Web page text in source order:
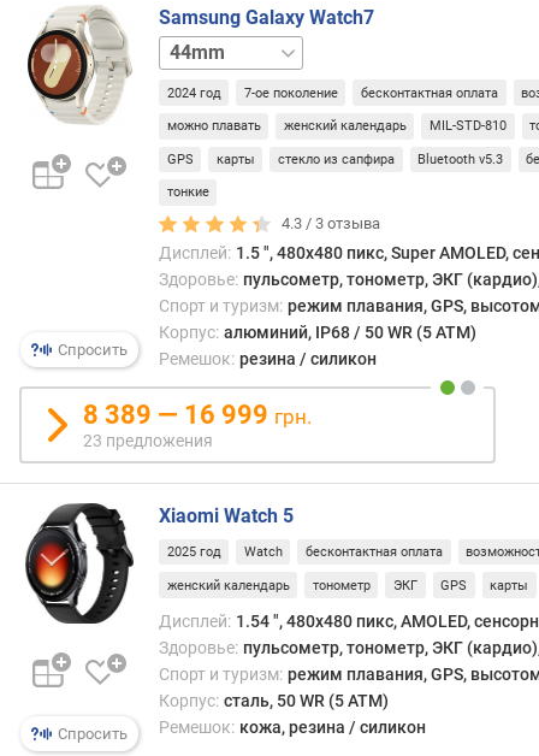
с
даже
того,
в
под
о
б
а
в
л
н
и
о
л
и
ч
е
с
т
в
у
п
р
е
л
о
е
Спросить
Samsung Galaxy Watch7
40mm40mm
LTE44mm
LTE
2024 год 7-ое поколение бесконтактная оплата
можно плавать женский календарь MIL-STD-810
GPS карты стекло из сапфира Bluetooth v5.3
тонкие
4.3 /3 отзыва
Дисплей: 1.5 ", 480x480 пикс, Super AMOLED,
Здоровье: пульсометр, тонометр, ЭКГ
Спорт и туризм: режим плавания, GPS,
Корпус: алюминий, IP68 / 50 WR (5 ATM)
Ремешок: резина / силикон
8 389 — 16 999 грн.
23 предложения
Спросить
Xiaomi Watch 5
2025 год Watch бесконтактная оплата
женский календарь тонометр ЭКГ GPS карты
Дисплей: 1.54 ", 480x480 пикс, AMOLED,
Здоровье: пульсометр, тонометр, ЭКГ
Спорт и туризм: режим плавания, GPS,
Корпус: сталь, 50 WR (5 ATM)
Ремешок: кожа, резина / силикон